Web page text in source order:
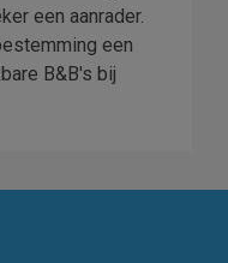
een aanrader.
een
B&B's bij